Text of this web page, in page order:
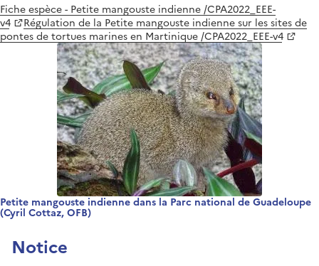
Fiche espèce - Petite mangouste indienne /CPA2022_EEE-
v4
Régulation de la Petite mangouste indienne sur les sites de
pontes de tortues marines en Martinique /CPA2022_EEE-v4
Petite mangouste indienne dans la Parc national de Guadeloupe
(Cyril Cottaz, OFB)
Notice